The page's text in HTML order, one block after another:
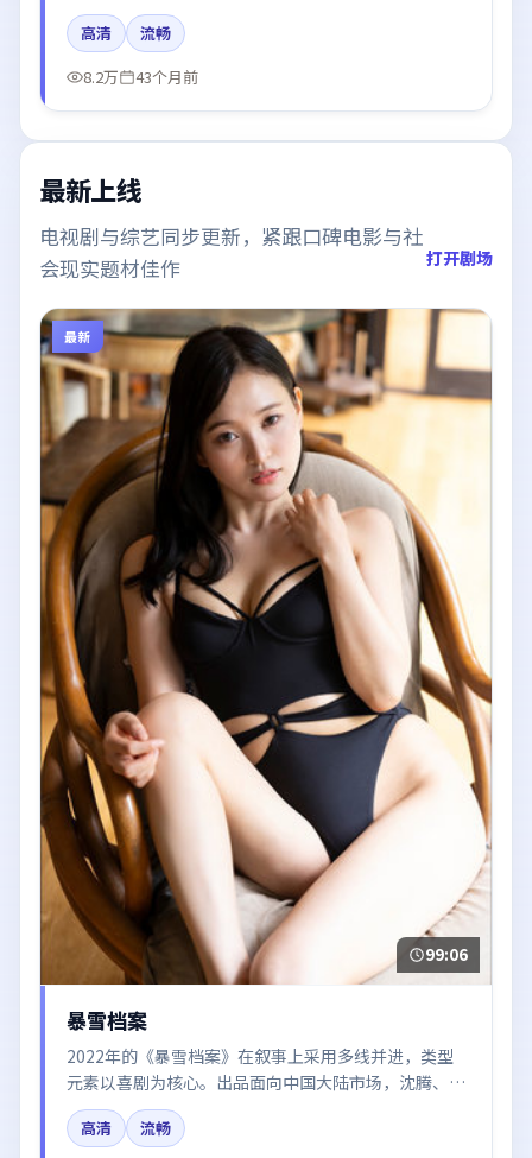
刘亦菲所饰角色推动关键反转，结尾留白引发讨论。
高清
流畅
8.2万
43个月前
最新上线
电视剧与综艺同步更新，紧跟口碑电影与社
会现实题材佳作
打开剧场
最新
99:06
暴雪档案
2022年的《暴雪档案》在叙事上采用多线并进，类型
元素以喜剧为核心。出品面向中国大陆市场，沈腾、段
奕宏、张译、谭卓所饰角色推动关键反转，结尾留白引
发讨论。
高清
流畅